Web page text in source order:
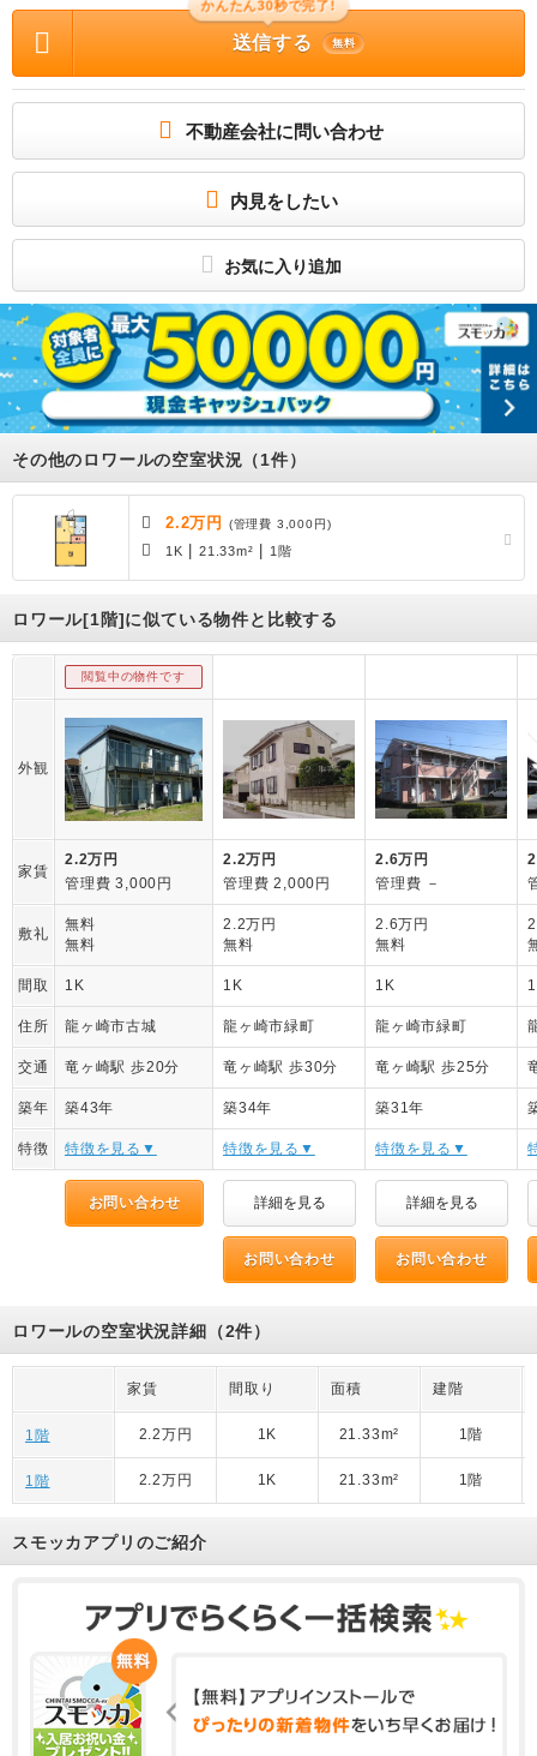
物件の所在地 : 茨城県龍ヶ崎市古城 / 交通の利便 : 関東鉄道竜ヶ崎線/竜ヶ崎駅 歩2
0分、ＪＲ常磐線/龍ケ崎市駅 車14分(6.2km)、関東鉄道竜ヶ崎線/入地駅 歩51分 /
面積 : 21.33m² / 築年月 : 1983年04月 / 賃料 : 2.2万円 / 管理費又は共益費等 : 3,
000円 / 礼金等 : 無料 / 敷金 : 無料、保証金等 : －、 償却、敷引 : － / 住宅総合保
険等の損害保険料 : 2万円2年 / その他 : 巡回管理/和室を洋室にリフォームしまし
た。南向きの明るいお部屋です。 押入があるので収納もたっぷり。 合計3.3万円
預かり致します。）） 単身者限定 普通借家 2年 保証会社利用必 ジェイリース株式
会社。月額総賃料の30％～（最低保証料15000円～） 。学生さん向けのお得なプラ
ン（10000円～）もございます。ご希望により様々なプランよりお選びいただけま
すのでご相談下さい。 ご不明な点がございましたらお気軽にお問い合わせくださ
い。 / 駐車場 : 有（敷地内) 敷地内3300円/平置駐
南向きのお部屋で陽当たり良好。敷地内駐車スペースに空きあり、お車をお持ちの
所属団体
（公社）茨城県宅地建物取引業協会会員
（公社）首都圏不動産公正取引協議会加盟
かんたん30秒で完了!
送信する 無料
不動産会社に問い合わせ
内見をしたい
お気に入り追加
その他のロワールの空室状況（1件）
2.2万円 (管理費 3,000円)
1K |21.33m² | 1階
ロワール[1階]に似ている物件と比較する
閲覧中の物件です
外観
家賃
2.2万円
管理費 3,000円
2.2万円
管理費 2,000円
2.6万円
管理費 －
敷礼
無料
無料
2.2万円
無料
2.6万円
無料
間取 1K 1K 1K
住所 龍ヶ崎市古城 龍ヶ崎市緑町 龍ヶ崎市緑町
交通 竜ヶ崎駅 歩20分 竜ヶ崎駅 歩30分 竜ヶ崎駅 歩25分
築年 築43年 築34年 築31年
特徴 特徴を見る▼ 特徴を見る▼ 特徴を見る▼
お問い合わせ 詳細を見る 詳細を見る
お問い合わせ お問い合わせ
ロワールの空室状況詳細（2件）
家賃 間取り 面積 建階
1階 2.2万円 1K 21.33m² 1階
1階 2.2万円 1K 21.33m² 1階
スモッカアプリのご紹介